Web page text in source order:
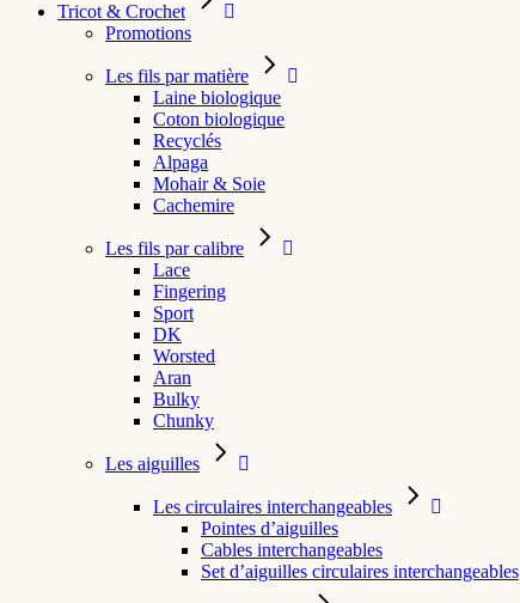
Tricot & Crochet
Promotions
Les fils par matière
Laine biologique
Coton biologique
Recyclés
Alpaga
Mohair & Soie
Cachemire
Les fils par calibre
Lace
Fingering
Sport
DK
Worsted
Aran
Bulky
Chunky
Les aiguilles
Les circulaires interchangeables
Pointes d’aiguilles
Cables interchangeables
Set d’aiguilles circulaires interchangeables